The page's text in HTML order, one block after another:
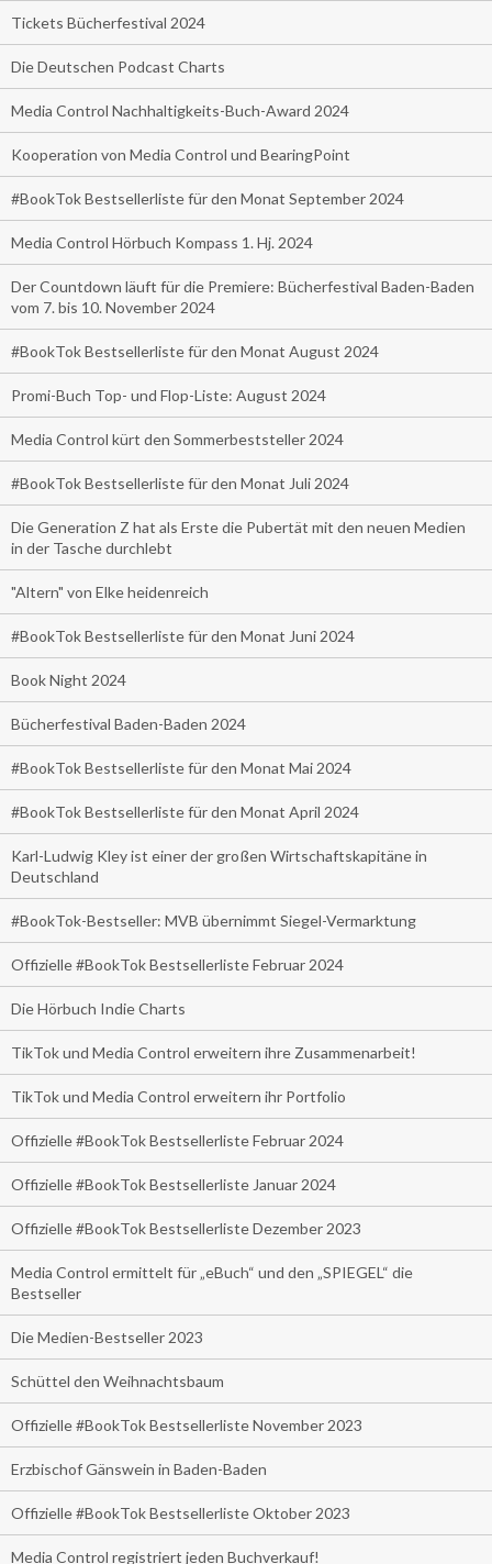
Tickets Bücherfestival 2024
Die Deutschen Podcast Charts
Media Control Nachhaltigkeits-Buch-Award 2024
Kooperation von Media Control und BearingPoint
#BookTok Bestsellerliste für den Monat September 2024
Media Control Hörbuch Kompass 1. Hj. 2024
Der Countdown läuft für die Premiere: Bücherfestival Baden-Baden
vom 7. bis 10. November 2024
#BookTok Bestsellerliste für den Monat August 2024
Promi-Buch Top- und Flop-Liste: August 2024
Media Control kürt den Sommerbeststeller 2024
#BookTok Bestsellerliste für den Monat Juli 2024
Die Generation Z hat als Erste die Pubertät mit den neuen Medien
in der Tasche durchlebt
"Altern" von Elke heidenreich
#BookTok Bestsellerliste für den Monat Juni 2024
Book Night 2024
Bücherfestival Baden-Baden 2024
#BookTok Bestsellerliste für den Monat Mai 2024
#BookTok Bestsellerliste für den Monat April 2024
Karl-Ludwig Kley ist einer der großen Wirtschaftskapitäne in
Deutschland
#BookTok-Bestseller: MVB übernimmt Siegel-Vermarktung
Offizielle #BookTok Bestsellerliste Februar 2024
Die Hörbuch Indie Charts
TikTok und Media Control erweitern ihre Zusammenarbeit!
TikTok und Media Control erweitern ihr Portfolio
Offizielle #BookTok Bestsellerliste Februar 2024
Offizielle #BookTok Bestsellerliste Januar 2024
Offizielle #BookTok Bestsellerliste Dezember 2023
Media Control ermittelt für „eBuch“ und den „SPIEGEL“ die
Bestseller
Die Medien-Bestseller 2023
Schüttel den Weihnachtsbaum
Offizielle #BookTok Bestsellerliste November 2023
Erzbischof Gänswein in Baden-Baden
Offizielle #BookTok Bestsellerliste Oktober 2023
Media Control registriert jeden Buchverkauf!